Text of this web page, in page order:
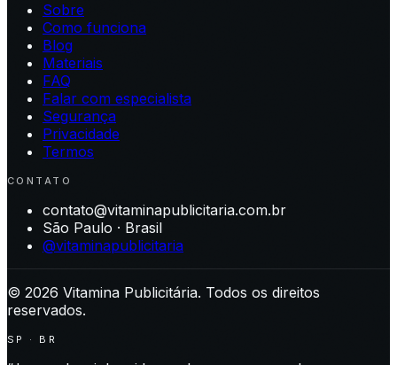
Sobre
Como funciona
Blog
Materiais
FAQ
Falar com especialista
Segurança
Privacidade
Termos
CONTATO
contato@vitaminapublicitaria.com.br
São Paulo · Brasil
@vitaminapublicitaria
© 2026 Vitamina Publicitária. Todos os direitos
reservados.
SP · BR